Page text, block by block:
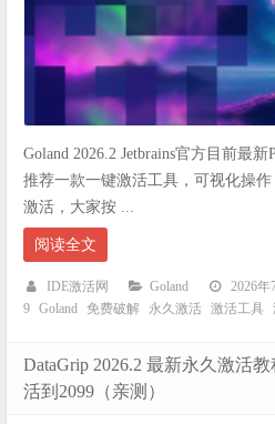
Goland 2026.2 Jetbrains官方目前最
推荐一款一键激活工具，可视化操
激活，大家按 ...
阅读全文
IDE激活网 Goland 2026年
9 Goland 免费破解 永久激活 激活工具
DataGrip 2026.2 最新永久激活
活到2099（亲测）